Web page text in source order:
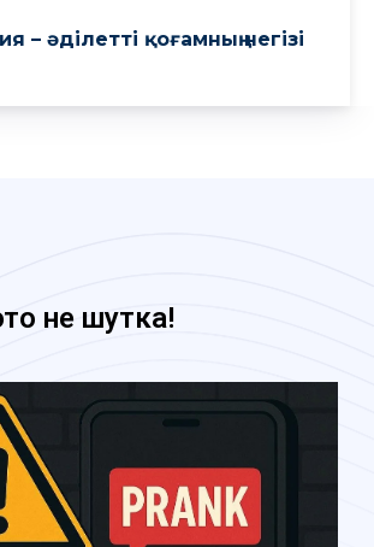
– әділетті қоғамның негізі